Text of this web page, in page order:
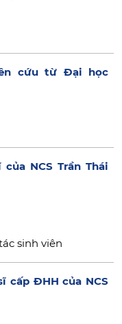
cứu từ Đại học
NCS Trần Thái
sinh viên
cấp ĐHH của NCS